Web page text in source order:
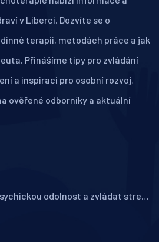
v Liberci. Dozvíte se o
terapii, metodách práce a jak
Přinášíme tipy pro zvládání
a inspiraci pro osobní rozvoj.
ověřené odborníky a aktuální
odolnost a zvládat stres: